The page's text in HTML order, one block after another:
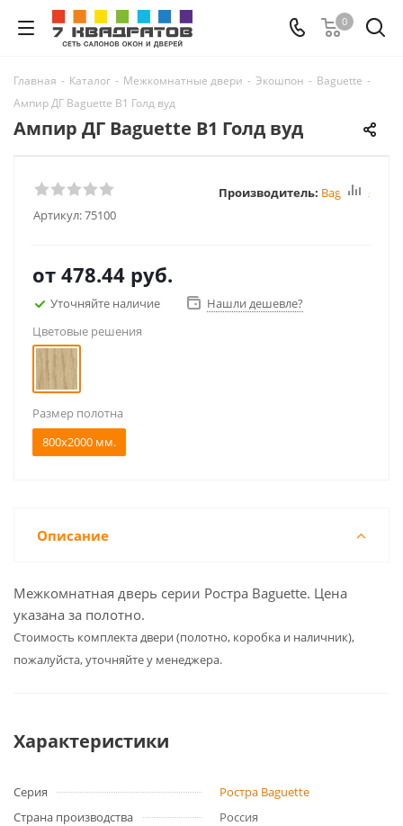
0
Главная - Каталог - Межкомнатные двери - Экошпон - Baguette -
Ампир ДГ Baguette B1 Голд вуд
Ампир ДГ Baguette B1 Голд вуд
Артикул:75100
Производитель: Baguette
от 478.44 руб.
Уточняйте наличие
Нашли дешевле?
Цветовые решения
Размер полотна
800x2000 мм.
Описание
Межкомнатная дверь серии Ростра Baguette. Цена
указана за полотно.
Cтоимость комплекта двери (полотно, коробка и наличник),
пожалуйста, уточняйте у менеджера.
Характеристики
Серия
Ростра Baguette
Страна производства
Россия